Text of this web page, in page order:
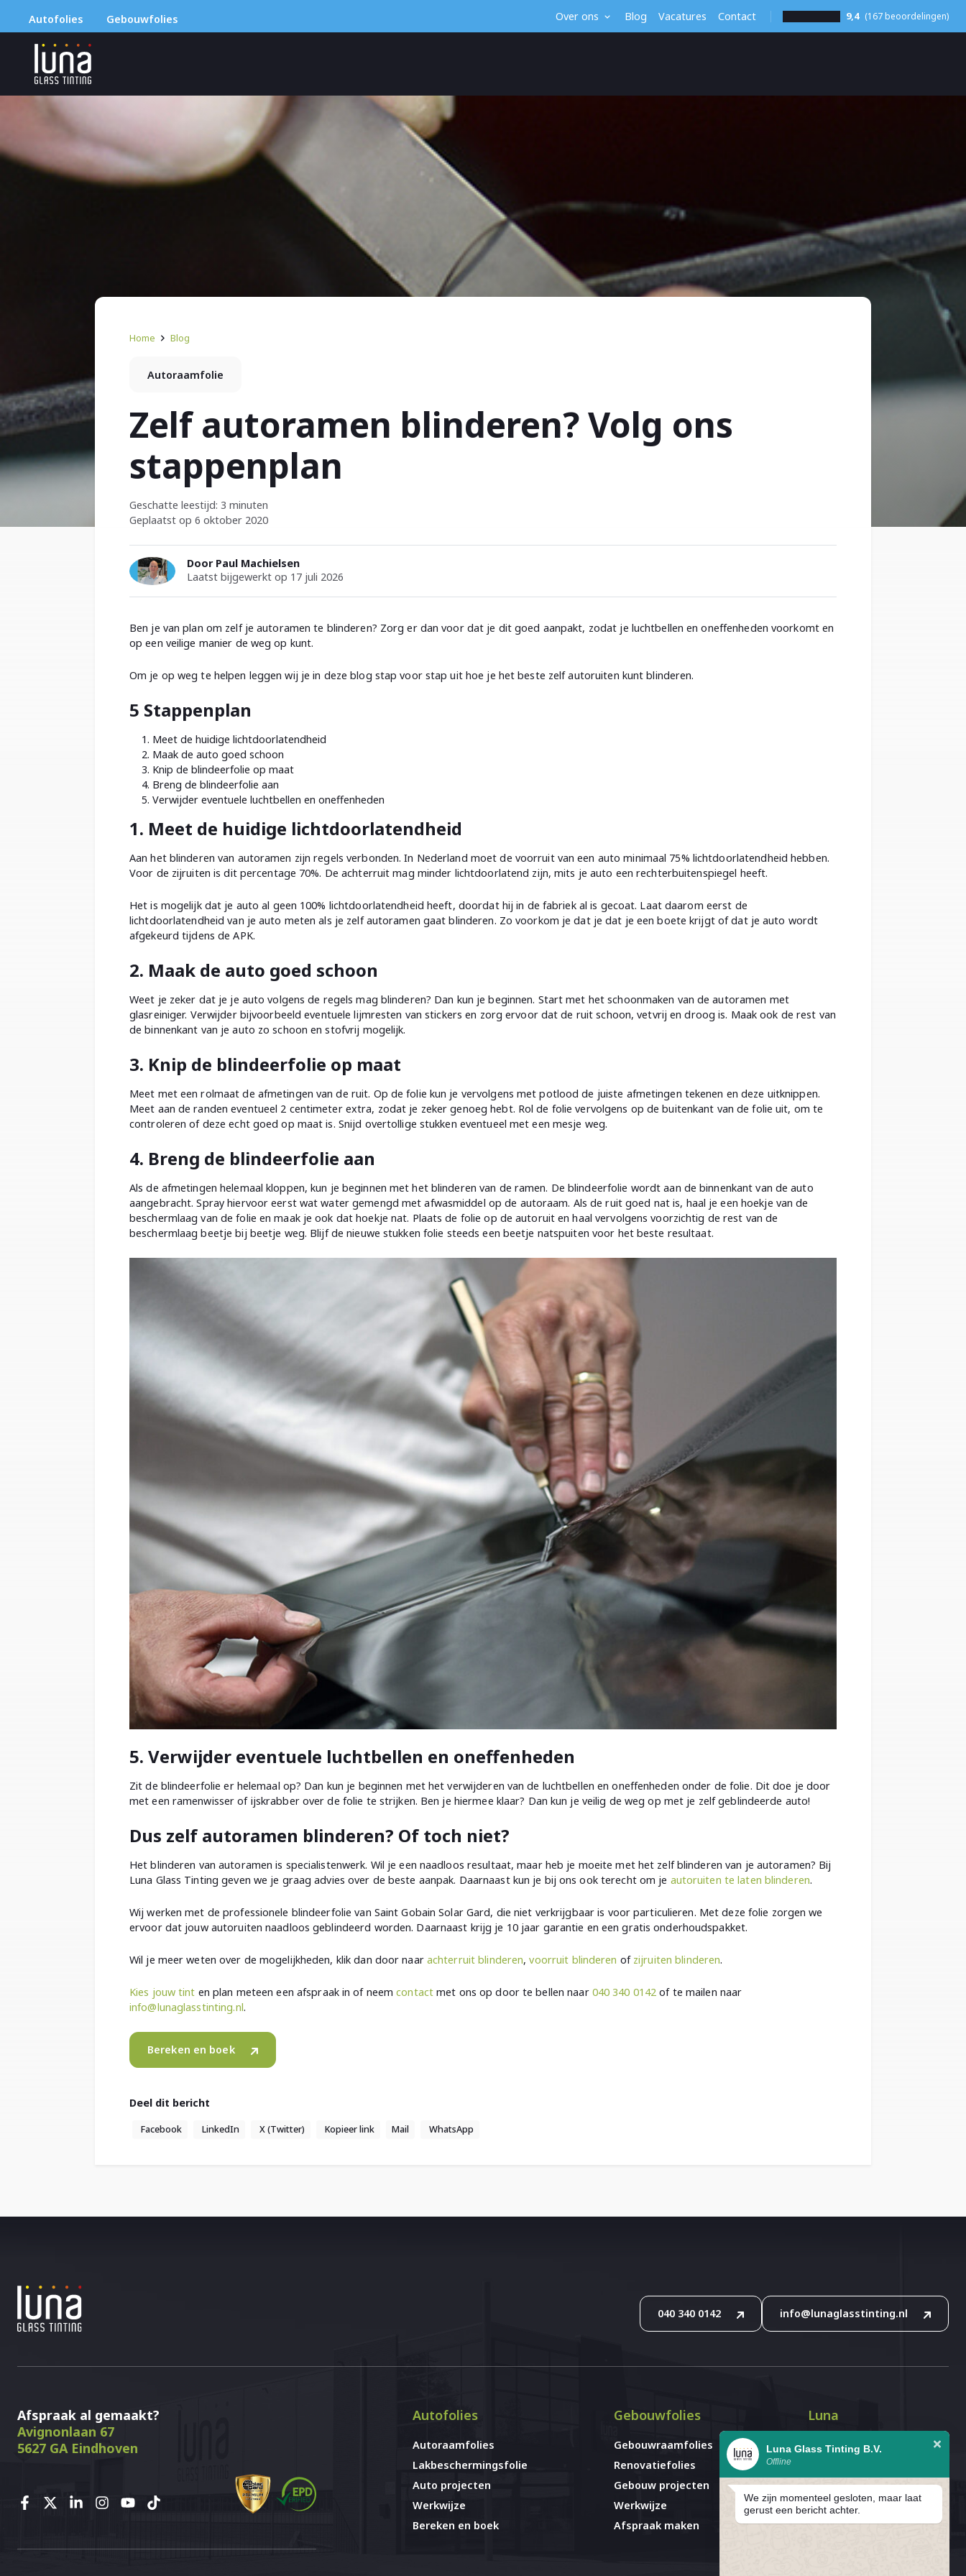
Autofolies Gebouwfolies Over ons Blog Vacatures Contact 9,4 (167 beoordelingen)
Home Blog
Autoraamfolie
Zelf autoramen blinderen? Volg ons
stappenplan
Geschatte leestijd: 3 minuten
Geplaatst op 6 oktober 2020
Door Paul Machielsen
Laatst bijgewerkt op 17 juli 2026
Ben je van plan om zelf je autoramen te blinderen? Zorg er dan voor dat je dit goed aanpakt, zodat je luchtbellen en oneffenheden voorkomt en
op een veilige manier de weg op kunt.
Om je op weg te helpen leggen wij je in deze blog stap voor stap uit hoe je het beste zelf autoruiten kunt blinderen.
5 Stappenplan
Meet de huidige lichtdoorlatendheid
Maak de auto goed schoon
Knip de blindeerfolie op maat
Breng de blindeerfolie aan
Verwijder eventuele luchtbellen en oneffenheden
1. Meet de huidige lichtdoorlatendheid
Aan het blinderen van autoramen zijn regels verbonden. In Nederland moet de voorruit van een auto minimaal 75% lichtdoorlatendheid hebben.
Voor de zijruiten is dit percentage 70%. De achterruit mag minder lichtdoorlatend zijn, mits je auto een rechterbuitenspiegel heeft.
Het is mogelijk dat je auto al geen 100% lichtdoorlatendheid heeft, doordat hij in de fabriek al is gecoat. Laat daarom eerst de
lichtdoorlatendheid van je auto meten als je zelf autoramen gaat blinderen. Zo voorkom je dat je dat je een boete krijgt of dat je auto wordt
afgekeurd tijdens de APK.
2. Maak de auto goed schoon
Weet je zeker dat je je auto volgens de regels mag blinderen? Dan kun je beginnen. Start met het schoonmaken van de autoramen met
glasreiniger. Verwijder bijvoorbeeld eventuele lijmresten van stickers en zorg ervoor dat de ruit schoon, vetvrij en droog is. Maak ook de rest van
de binnenkant van je auto zo schoon en stofvrij mogelijk.
3. Knip de blindeerfolie op maat
Meet met een rolmaat de afmetingen van de ruit. Op de folie kun je vervolgens met potlood de juiste afmetingen tekenen en deze uitknippen.
Meet aan de randen eventueel 2 centimeter extra, zodat je zeker genoeg hebt. Rol de folie vervolgens op de buitenkant van de folie uit, om te
controleren of deze echt goed op maat is. Snijd overtollige stukken eventueel met een mesje weg.
4. Breng de blindeerfolie aan
Als de afmetingen helemaal kloppen, kun je beginnen met het blinderen van de ramen. De blindeerfolie wordt aan de binnenkant van de auto
aangebracht. Spray hiervoor eerst wat water gemengd met afwasmiddel op de autoraam. Als de ruit goed nat is, haal je een hoekje van de
beschermlaag van de folie en maak je ook dat hoekje nat. Plaats de folie op de autoruit en haal vervolgens voorzichtig de rest van de
beschermlaag beetje bij beetje weg. Blijf de nieuwe stukken folie steeds een beetje natspuiten voor het beste resultaat.
5. Verwijder eventuele luchtbellen en oneffenheden
Zit de blindeerfolie er helemaal op? Dan kun je beginnen met het verwijderen van de luchtbellen en oneffenheden onder de folie. Dit doe je door
met een ramenwisser of ijskrabber over de folie te strijken. Ben je hiermee klaar? Dan kun je veilig de weg op met je zelf geblindeerde auto!
Dus zelf autoramen blinderen? Of toch niet?
Het blinderen van autoramen is specialistenwerk. Wil je een naadloos resultaat, maar heb je moeite met het zelf blinderen van je autoramen? Bij
Luna Glass Tinting geven we je graag advies over de beste aanpak. Daarnaast kun je bij ons ook terecht om je autoruiten te laten blinderen.
Wij werken met de professionele blindeerfolie van Saint Gobain Solar Gard, die niet verkrijgbaar is voor particulieren. Met deze folie zorgen we
ervoor dat jouw autoruiten naadloos geblindeerd worden. Daarnaast krijg je 10 jaar garantie en een gratis onderhoudspakket.
Wil je meer weten over de mogelijkheden, klik dan door naar achterruit blinderen,voorruit blinderen of zijruiten blinderen.
Kies jouw tint en plan meteen een afspraak in of neemcontact met ons op door te bellen naar 040 340 0142of te mailen naar
info@lunaglasstinting.nl.
Bereken en boek
Deel dit bericht
Facebook LinkedIn X (Twitter) Kopieer link Mail WhatsApp
040 340 0142 info@lunaglasstinting.nl
Afspraak al gemaakt?
Avignonlaan 67
5627 GA Eindhoven
Autofolies
Autoraamfolies
Lakbeschermingsfolie
Auto projecten
Werkwijze
Bereken en boek
Gebouwfolies
Gebouwraamfolies
Renovatiefolies
Gebouw projecten
Werkwijze
Afspraak maken
Luna
Over ons
Vacatures
Contact
Luna Glass Tinting B.V.
Offline
We zijn momenteel gesloten, maar laat
gerust een bericht achter.